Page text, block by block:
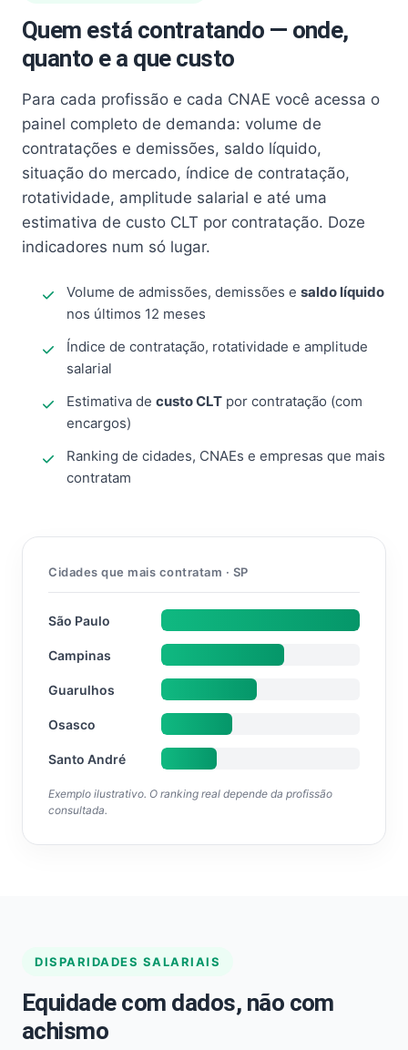
Quem está contratando — onde,
quanto e a que custo
Para cada profissão e cada CNAE você acessa o
painel completo de demanda: volume de
contratações e demissões, saldo líquido,
situação do mercado, índice de contratação,
rotatividade, amplitude salarial e até uma
estimativa de custo CLT por contratação. Doze
indicadores num só lugar.
Volume de admissões, demissões e saldo líquido
nos últimos 12 meses
Índice de contratação, rotatividade e amplitude
salarial
Estimativa de custo CLT por contratação (com
encargos)
Ranking de cidades, CNAEs e empresas que mais
contratam
Cidades que mais contratam · SP
São Paulo
Campinas
Guarulhos
Osasco
Santo André
Exemplo ilustrativo. O ranking real depende da profissão
consultada.
DISPARIDADES SALARIAIS
Equidade com dados, não com
achismo